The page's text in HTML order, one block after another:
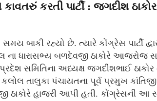
કરતી પાર્ટી : જગદીશ ઠાકોર
બાકી રહ્યો છે. ત્યારે કોંગ્રેસ પાર્ટી
ના ધારાસભ્ય બળદેવજી ઠાકોરે આજરોજ
સમિતિના અધ્યક્ષ જગદીશભાઈ
તાલુકા પંચાયતના પૂર્વ પ્રમુખ કાંતિજી
ઠાકોરે હાજરી આપી હતી. કોંગ્રેસની